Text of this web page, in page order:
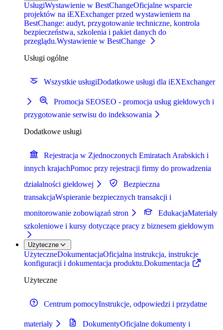
UsługiWystawienie w BestChangeOficjalne wsparcie
projektów na iEXExchanger przed wystawieniem na
BestChange: audyt, przygotowanie techniczne, kontrola
bezpieczeństwa, szkolenia i pakiet danych do
przeglądu.Wystawienie w BestChange
Usługi ogólne
Wszystkie usługiDodatkowe usługi dla iEXExchanger
Promocja SEOSEO - promocja usług giełdowych i
przygotowanie serwisu do indeksowania
Dodatkowe usługi
Rejestracja w Zjednoczonych Emiratach Arabskich i
innych krajachPomoc przy rejestracji firmy do prowadzenia
działalności giełdowej
Bezpieczna
transakcjaWspieranie bezpiecznych transakcji i
monitorowanie zobowiązań stron
EdukacjaMateriały
szkoleniowe i kursy dotyczące pracy z biznesem giełdowym
Użyteczne
UżyteczneDokumentacjaOficjalna instrukcja, instrukcje
konfiguracji i dokumentacja produktu.Dokumentacja
Użyteczne
Centrum pomocyInstrukcje, odpowiedzi i przydatne
materiały DokumentyOficjalne dokumenty i